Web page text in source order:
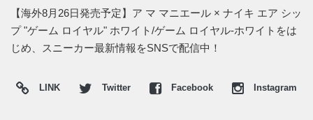
海外では2022年8月26日に発売予定。価格は$140。 また新た
な情報が入り次第、スニーカーウォーズの Twitter や
Facebook
などで報告したい。
(pic. Glencocolaflare)
【海外8月26日発売予定】ア マ マニエール × ナイキ エア シッ
プ "ゲーム ロイヤル" ホワイト/ゲーム ロイヤル-ホワイトをは
じめ、スニーカー最新情報をSNSで配信中！
LINK Twitter Facebook Instagram